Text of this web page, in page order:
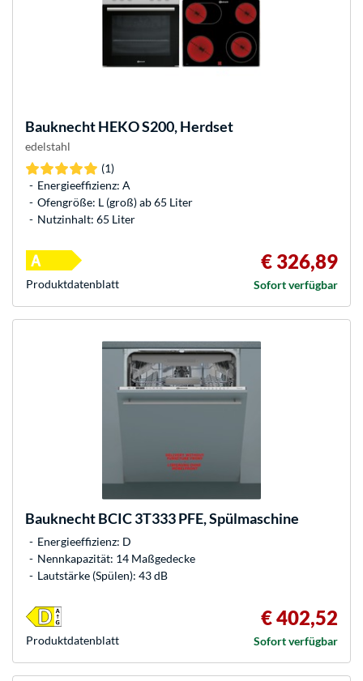
BauknechtHEKO S200, Herdset
edelstahl
(1)
Energieeffizienz: A
Ofengröße: L (groß) ab 65 Liter
Nutzinhalt: 65 Liter
€ 326,89
Sofort verfügbar
Produkt­datenblatt
BauknechtBCIC 3T333 PFE, Spülmaschine
Energieeffizienz: D
Nennkapazität: 14 Maßgedecke
Lautstärke (Spülen): 43 dB
€ 402,52
Sofort verfügbar
Produkt­datenblatt